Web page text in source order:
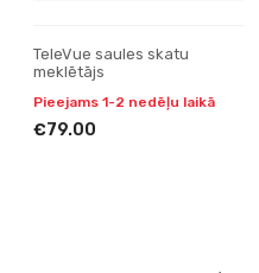
TeleVue saules skatu
meklētājs
Pieejams 1-2 nedēļu laikā
€79.00